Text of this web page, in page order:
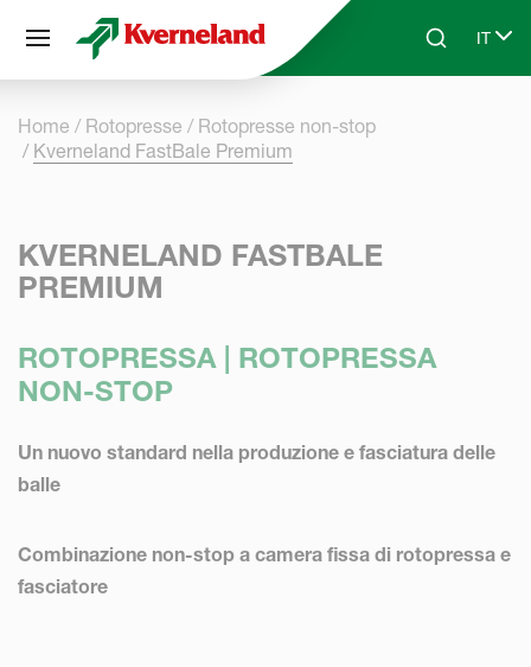
Skip to main contentSearchIT
Select
Home Rotopresse
Rotopresse non-stop
Kverneland FastBale Premium
KVERNELAND FASTBALE
PREMIUM
ROTOPRESSA | ROTOPRESSA
NON-STOP
Un nuovo standard nella produzione e fasciatura delle
balle
Combinazione non-stop a camera fissa di rotopressa e
fasciatore
Pannello di gestione dei cookies